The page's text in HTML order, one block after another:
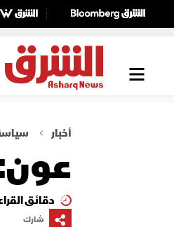
أخبار
دقائق
شارك